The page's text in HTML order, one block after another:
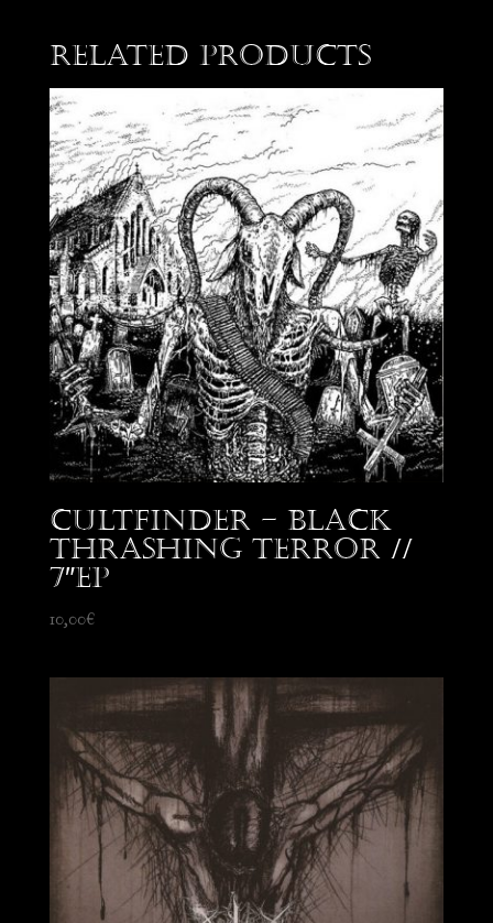
Related products
Cultfinder – Black
Thrashing Terror //
7″EP
10,00€